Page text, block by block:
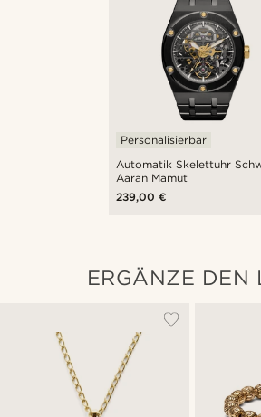
Automatik Skelettuhr
Aaran Mamut
Personalisierbar
239,00 €
ERGÄNZE DEN